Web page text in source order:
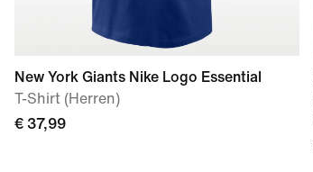
New York Giants Nike Logo Essential
T-Shirt (Herren)
€ 37,99